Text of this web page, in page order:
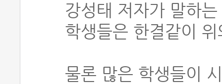
강성태 저자가 말하는
학생들은 한결같이
물론 많은 학생들이